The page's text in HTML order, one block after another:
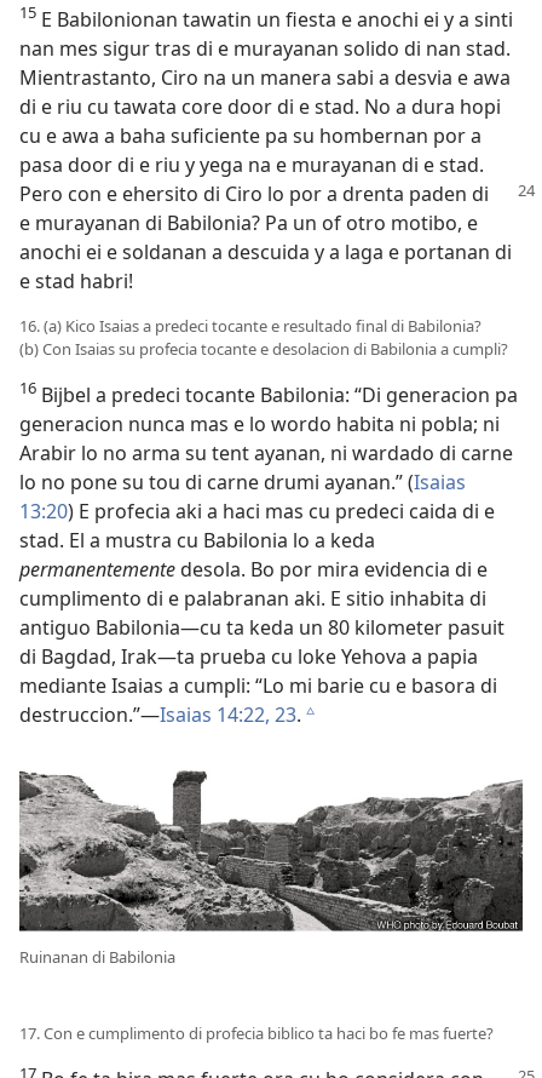
15 E Babilonionan tawatin un fiesta e anochi ei y a sinti
nan mes sigur tras di e murayanan solido di nan stad.
Mientrastanto, Ciro na un manera sabi a desvia e awa
di e riu cu tawata core door di e stad. No a dura hopi
cu e awa a baha suficiente pa su hombernan por a
pasa door di e riu y yega na e murayanan di e stad.
Pero con e ehersito di Ciro lo por a drenta paden di
e murayanan di Babilonia? Pa un of otro motibo, e
anochi ei e soldanan a descuida y a laga e portanan di
e stad habri!
16. (a) Kico Isaias a predeci tocante e resultado final di Babilonia?
(b) Con Isaias su profecia tocante e desolacion di Babilonia a cumpli?
16 Bijbel a predeci tocante Babilonia: “Di generacion pa
generacion nunca mas e lo wordo habita ni pobla; ni
Arabir lo no arma su tent ayanan, ni wardado di carne
lo no pone su tou di carne drumi ayanan.” (Isaias
13:20) E profecia aki a haci mas cu predeci caida di e
stad. El a mustra cu Babilonia lo a keda
permanentementedesola. Bo por mira evidencia di e
cumplimento di e palabranan aki. E sitio inhabita di
antiguo Babilonia—cu ta keda un 80 kilometer pasuit
di Bagdad, Irak—ta prueba cu loke Yehova a papia
mediante Isaias a cumpli: “Lo mi barie cu e basora di
destruccion.”—Isaias 14:22, 23. c
Ruinanan di Babilonia
17. Con e cumplimento di profecia biblico ta haci bo fe mas fuerte?
17